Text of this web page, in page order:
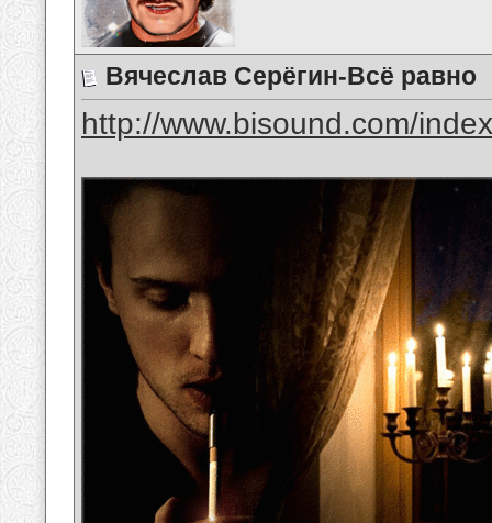
Вячеслав Серёгин-Всё равно
http://www.bisound.com/